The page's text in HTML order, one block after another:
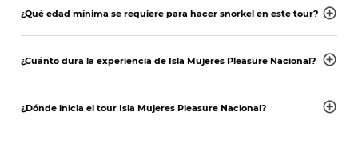
¿Qué edad mínima se requiere para hacer snorkel en este tour?
¿Cuánto dura la experiencia de Isla Mujeres Pleasure Nacional?
¿Dónde inicia el tour Isla Mujeres Pleasure Nacional?